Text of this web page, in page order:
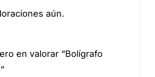
aún.
en valorar “Bolígrafo